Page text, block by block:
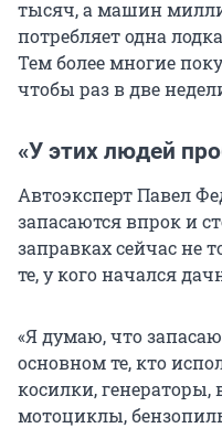
тысяч, а машин
потребляет одна
Тем более многие
чтобы раз в две
«У этих людей
Автоэксперт Павел
запасаются впрок и
заправках сейчас не
те, у кого начался
«Я думаю, что
основном те, кто
косилки, генераторы,
мотоциклы,